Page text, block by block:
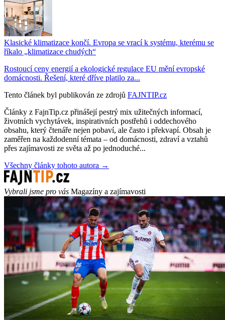
Klasické klimatizace končí. Evropa se vrací k systému, kterému se
říkalo „klimatizace chudých“
Rostoucí ceny energií a ekologické regulace EU mění evropské
domácnosti. Řešení, které dříve platilo za...
Tento článek byl publikován ze zdrojů FAJNTIP.cz
Články z FajnTip.cz přinášejí pestrý mix užitečných informací,
životních vychytávek, inspirativních postřehů i oddechového
obsahu, který čtenáře nejen pobaví, ale často i překvapí. Obsah je
zaměřen na každodenní témata – od domácnosti, zdraví a vztahů
přes zajímavosti ze světa až po jednoduché...
Všechny články tohoto autora →
Vybrali jsme pro vás Magazíny a zajímavosti